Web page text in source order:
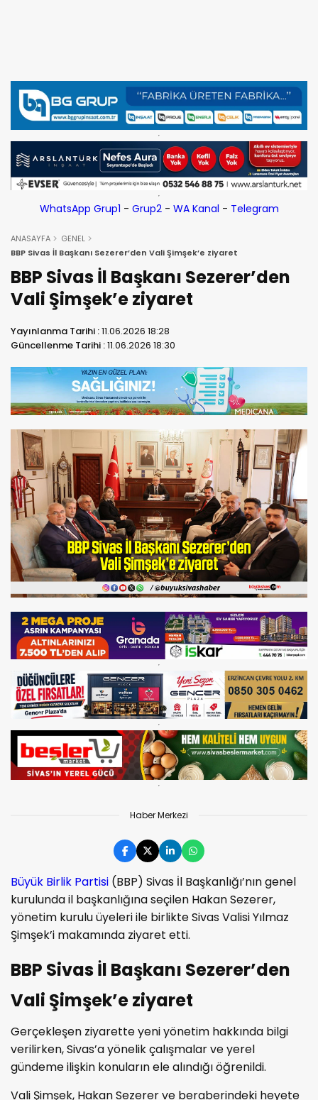
WhatsApp Grup1 - Grup2- WA Kanal - Telegram
ANASAYFA
GENEL
BBP Sivas İl Başkanı Sezerer’den Vali Şimşek’e ziyaret
BBP Sivas İl Başkanı Sezerer’den
Vali Şimşek’e ziyaret
Yayınlanma Tarihi :11.06.2026 18:28
Güncellenme Tarihi :11.06.2026 18:30
Haber Merkezi
Büyük Birlik Partisi (BBP) Sivas İl Başkanlığı’nın genel
kurulunda il başkanlığına seçilen Hakan Sezerer,
yönetim kurulu üyeleri ile birlikte Sivas Valisi Yılmaz
Şimşek’i makamında ziyaret etti.
BBP Sivas İl Başkanı Sezerer’den
Vali Şimşek’e ziyaret
Gerçekleşen ziyarette yeni yönetim hakkında bilgi
verilirken, Sivas’a yönelik çalışmalar ve yerel
gündeme ilişkin konuların ele alındığı öğrenildi.
Vali Şimşek, Hakan Sezerer ve beraberindeki heyete